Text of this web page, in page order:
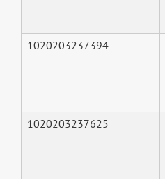
1020203237394
1020203237625